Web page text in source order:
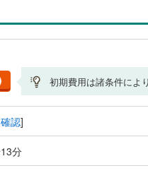
初期費用は諸条件によ
認]
分